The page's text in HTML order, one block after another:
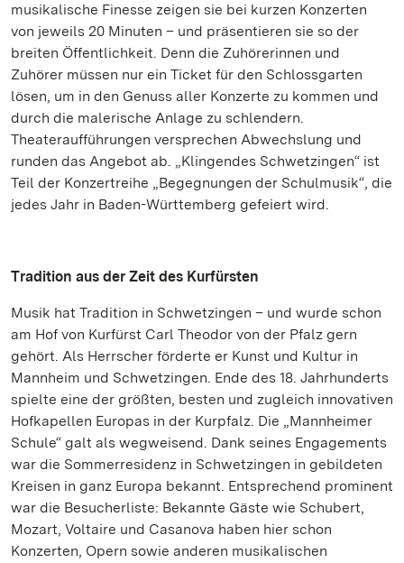
musikalische Finesse zeigen sie bei kurzen Konzerten
von jeweils 20 Minuten – und präsentieren sie so der
breiten Öffentlichkeit. Denn die Zuhörerinnen und
Zuhörer müssen nur ein Ticket für den Schlossgarten
lösen, um in den Genuss aller Konzerte zu kommen und
durch die malerische Anlage zu schlendern.
Theateraufführungen versprechen Abwechslung und
runden das Angebot ab. „Klingendes Schwetzingen“ ist
Teil der Konzertreihe „Begegnungen der Schulmusik“, die
jedes Jahr in Baden-Württemberg gefeiert wird.
Tradition aus der Zeit des Kurfürsten
Musik hat Tradition in Schwetzingen – und wurde schon
am Hof von Kurfürst Carl Theodor von der Pfalz gern
gehört. Als Herrscher förderte er Kunst und Kultur in
Mannheim und Schwetzingen. Ende des 18. Jahrhunderts
spielte eine der größten, besten und zugleich innovativen
Hofkapellen Europas in der Kurpfalz. Die „Mannheimer
Schule“ galt als wegweisend. Dank seines Engagements
war die Sommerresidenz in Schwetzingen in gebildeten
Kreisen in ganz Europa bekannt. Entsprechend prominent
war die Besucherliste: Bekannte Gäste wie Schubert,
Mozart, Voltaire und Casanova haben hier schon
Konzerten, Opern sowie anderen musikalischen